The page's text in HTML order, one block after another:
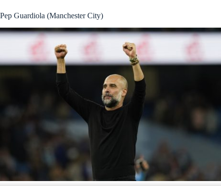
Pep Guardiola (Manchester City)